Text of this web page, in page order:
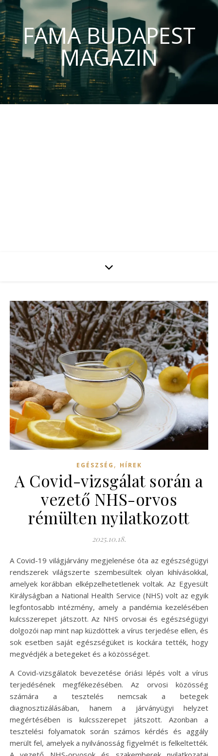
FAMA BUDAPEST
MAGAZIN
EGÉSZSÉG , HÍREK
A Covid-vizsgálat során a
vezető NHS-orvos
rémülten nyilatkozott
2025.10.18.
A Covid-19 világjárvány megjelenése óta az egészségügyi
rendszerek világszerte szembesültek olyan kihívásokkal,
amelyek korábban elképzelhetetlenek voltak. Az Egyesült
Királyságban a National Health Service (NHS) volt az egyik
legfontosabb intézmény, amely a pandémia kezelésében
kulcsszerepet játszott. Az NHS orvosai és egészségügyi
dolgozói nap mint nap küzdöttek a vírus terjedése ellen, és
sok esetben saját egészségüket is kockára tették, hogy
megvédjék a betegeket és a közösséget.
A Covid-vizsgálatok bevezetése óriási lépés volt a vírus
terjedésének megfékezésében. Az orvosi közösség
számára a tesztelés nemcsak a betegek
diagnosztizálásában, hanem a járványügyi helyzet
megértésében is kulcsszerepet játszott. Azonban a
tesztelési folyamatok során számos kérdés és aggály
merült fel, amelyek a nyilvánosság figyelmét is felkeltették.